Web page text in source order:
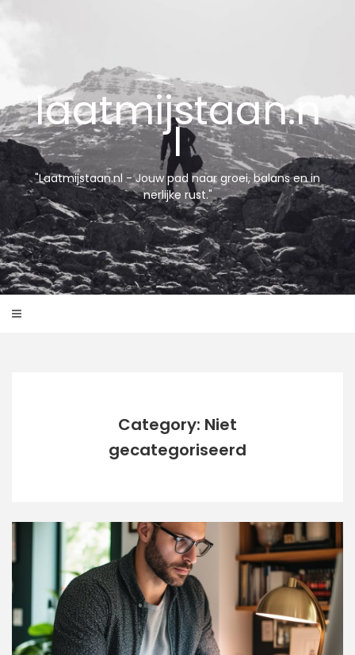
laatmijstaan.n
l
"Laatmijstaan.nl - Jouw pad naar groei, balans en in
nerlijke rust."
Category: Niet
gecategoriseerd